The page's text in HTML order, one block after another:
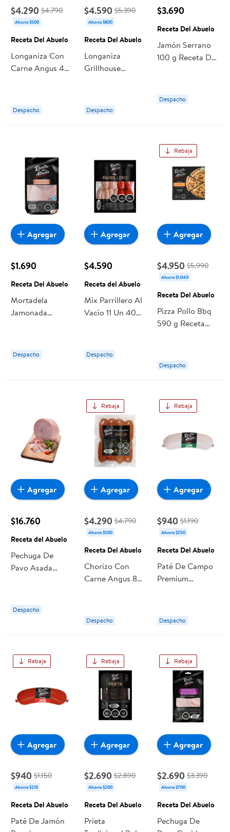
$4.290 $4.790
Ahorra $500
Receta Del Abuelo
Longaniza Con
Carne Angus 4
Despacho
$4.590 $5.390
Ahorra $800
Receta Del Abuelo
Longaniza
Grillhouse
Del Abuelo
Despacho
$3.690
Receta Del Abuelo
Jamón Serrano
100 g Receta Del
Despacho
$1.690
Receta Del Abuelo
Mortadela
Jamonada
Abuelo
Despacho
Agregar
$4.590
Receta del Abuelo
Mix Parrillero Al
Vacío 11 Un 400
Despacho
Agregar
Rebaja
$4.950 $5.990
Ahorra $1.040
Receta Del Abuelo
Pizza Pollo Bbq
590 g Receta
Despacho
Agregar
$16.760
Receta del Abuelo
Pechuga De
Pavo Asada
Abuelo
Despacho
Agregar
Rebaja
$4.290 $4.790
Ahorra $500
Receta Del Abuelo
Chorizo Con
Carne Angus 8
Despacho
Agregar
Rebaja
$940 $1.190
Ahorra $250
Receta Del Abuelo
Paté De Campo
Premium
Abuelo
Despacho
Agregar
Rebaja
$940 $1.150
Ahorra $210
Receta Del Abuelo
Paté De Jamón
Agregar
Rebaja
$2.690 $2.890
Ahorra $200
Receta Del Abuelo
Prieta
Agregar
Rebaja
$2.690 $3.390
Ahorra $700
Receta Del Abuelo
Pechuga De
Agregar